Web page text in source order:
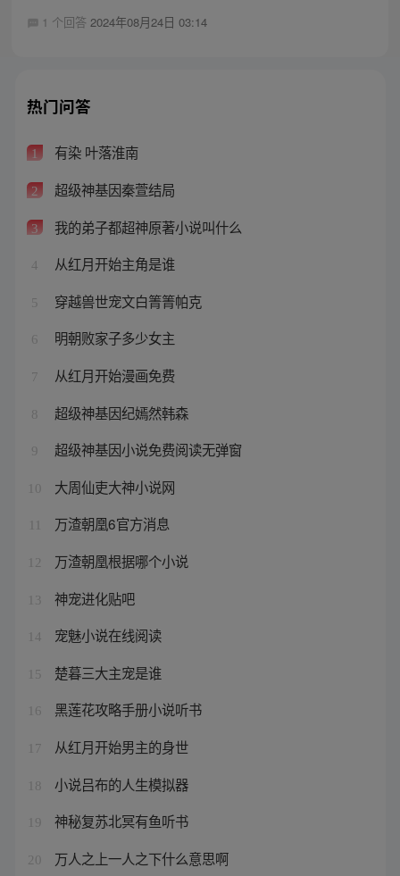
1 个回答 2024年08月24日 03:14
热门问答
1 有染 叶落淮南
2 超级神基因秦萱结局
3 我的弟子都超神原著小说叫什么
4 从红月开始主角是谁
5 穿越兽世宠文白箐箐帕克
6 明朝败家子多少女主
7 从红月开始漫画免费
8 超级神基因纪嫣然韩森
9 超级神基因小说免费阅读无弹窗
10 大周仙吏大神小说网
万渣朝凰6官方消息
12 万渣朝凰根据哪个小说
13 神宠进化贴吧
14 宠魅小说在线阅读
15 楚暮三大主宠是谁
16 黑莲花攻略手册小说听书
17 从红月开始男主的身世
18 小说吕布的人生模拟器
19 神秘复苏北冥有鱼听书
20 万人之上一人之下什么意思啊